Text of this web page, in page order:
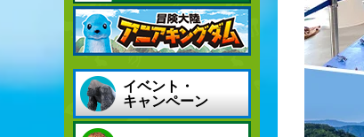
イベント・
キャンペーン